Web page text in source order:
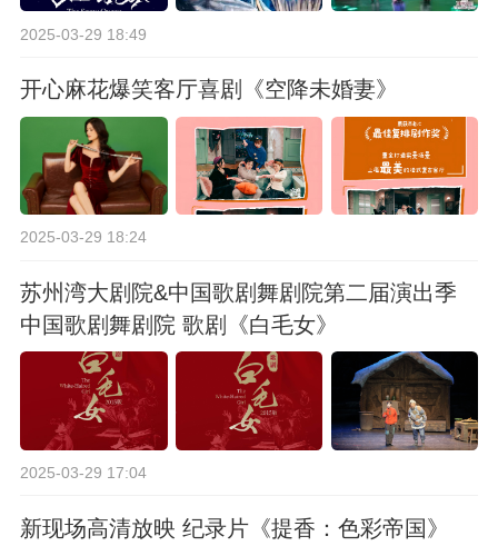
2025-03-29 18:49
开心麻花爆笑客厅喜剧《空降未婚妻》
2025-03-29 18:24
苏州湾大剧院&中国歌剧舞剧院第二届演出季
中国歌剧舞剧院 歌剧《白毛女》
2025-03-29 17:04
新现场高清放映 纪录片《提香：色彩帝国》